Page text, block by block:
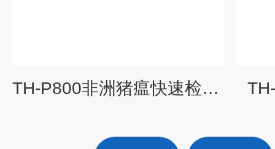
TH-P800非洲猪瘟快速检测仪